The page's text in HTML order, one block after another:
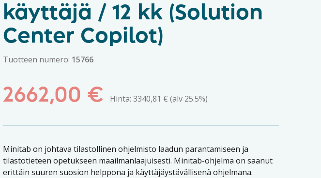
käyttäjä / 12 kk (Solution
Center Copilot)
Tuotteen numero: 15766
2662,00 € Hinta: 3340,81 € (alv 25.5%)
Minitab on johtava tilastollinen ohjelmisto laadun parantamiseen ja
tilastotieteen opetukseen maailmanlaajuisesti. Minitab-ohjelma on saanut
erittäin suuren suosion helppona ja käyttäjäystävällisenä ohjelmana.